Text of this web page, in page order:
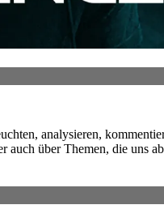
analysieren,
über Themen, die uns